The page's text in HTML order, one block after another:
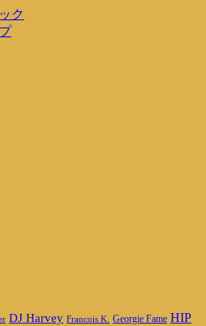
ク
DJ Harvey Francois K. Georgie Fame HIP